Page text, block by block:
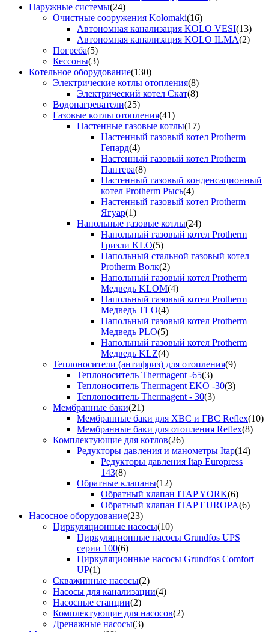
Наружные системы(24)
Очистные сооружения Kolomaki(16)
Автономная канализация KOLO VESI(13)
Автономная канализация KOLO ILMA(2)
Погреба(5)
Кессоны(3)
Котельное оборудование(130)
Электрические котлы отопления(8)
Электрический котел Скат(8)
Водонагреватели(25)
Газовые котлы отопления(41)
Настенные газовые котлы(17)
Настенный газовый котел Protherm
Гепард(4)
Настенный газовый котел Protherm
Пантера(8)
Настенный газовый конденсационный
котел Protherm Рысь(4)
Настенный газовый котел Protherm
Ягуар(1)
Напольные газовые котлы(24)
Напольный газовый котел Protherm
Гризли KLO(5)
Напольный стальной газовый котел
Protherm Волк(2)
Напольный газовый котел Protherm
Медведь KLOM(4)
Напольный газовый котел Protherm
Медведь TLO(4)
Напольный газовый котел Protherm
Медведь PLO(5)
Напольный газовый котел Protherm
Медведь KLZ(4)
Теплоносители (антифриз) для отопления(9)
Теплоноситель Thermagent -65(3)
Теплоноситель Thermagent EKO -30(3)
Теплоноситель Thermagent - 30(3)
Мембранные баки(21)
Мембранные баки для ХВС и ГВС Reflex(10)
Мембранные баки для отопления Reflex(8)
Комплектующие для котлов(26)
Редукторы давления и манометры Itap(14)
Редукторы давления Itap Europress
143(8)
Обратные клапаны(12)
Обратный клапан ITAP YORK(6)
Обратный клапан ITAP EUROPA(6)
Насосное оборудование(23)
Циркуляционные насосы(10)
Циркуляционные насосы Grundfos UPS
серии 100(6)
Циркуляционные насосы Grundfos Comfort
UP(1)
Скважинные насосы(2)
Насосы для канализации(4)
Насосные станции(2)
Комплектующие для насосов(2)
Дренажные насосы(3)